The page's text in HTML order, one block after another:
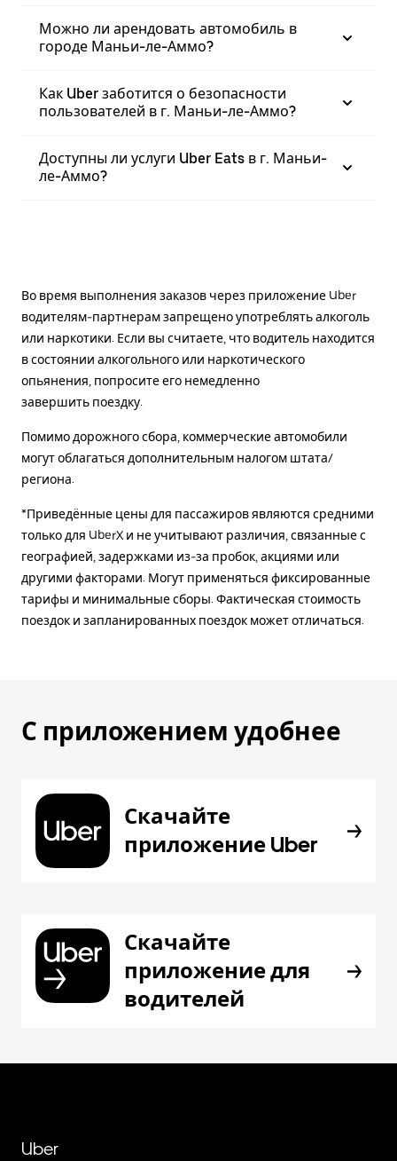
Можно ли арендовать автомобиль в
городе Маньи-ле-Аммо?
Как Uber заботится о безопасности
пользователей в г. Маньи-ле-Аммо?
Доступны ли услуги Uber Eats в г. Маньи-
ле-Аммо?
Во время выполнения заказов через приложение Uber
водителям-партнерам запрещено употреблять алкоголь
или наркотики. Если вы считаете, что водитель находится
в состоянии алкогольного или наркотического
опьянения, попросите его немедленно
завершить поездку.
Помимо дорожного сбора, коммерческие автомобили
могут облагаться дополнительным налогом штата/
региона.
*Приведённые цены для пассажиров являются средними
только для UberX и не учитывают различия, связанные с
географией, задержками из-за пробок, акциями или
другими факторами. Могут применяться фиксированные
тарифы и минимальные сборы. Фактическая стоимость
поездок и запланированных поездок может отличаться.
С приложением удобнее
Скачайте
приложение Uber
Скачайте
приложение для
водителей
Uber